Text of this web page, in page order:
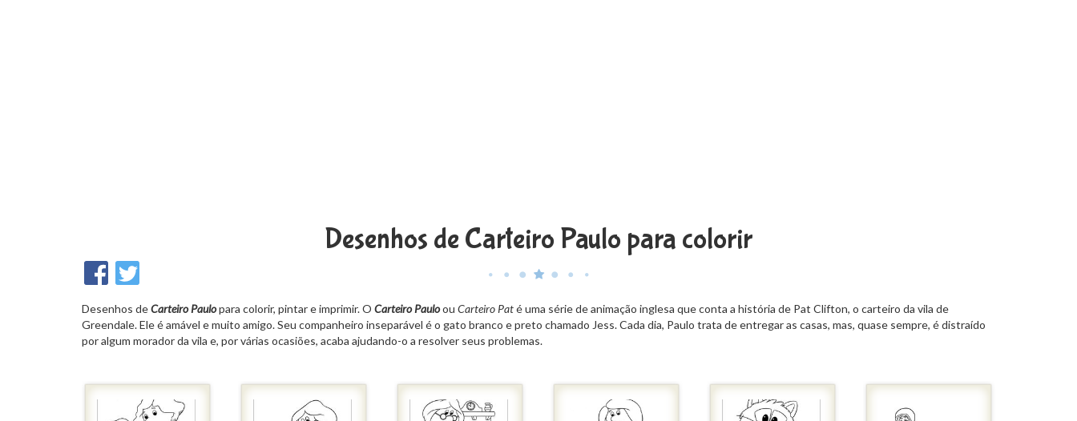
Desenhos de Carteiro Paulo para colorir
Desenhos deCarteiro Paulopara colorir, pintar e imprimir. O Carteiro Pauloou Carteiro Paté uma série de animação inglesa que conta a história de Pat Clifton, o carteiro da vila de
Greendale. Ele é amável e muito amigo. Seu companheiro inseparável é o gato branco e preto chamado Jess. Cada dia, Paulo trata de entregar as casas, mas, quase sempre, é distraído
por algum morador da vila e, por várias ocasiões, acaba ajudando-o a resolver seus problemas.